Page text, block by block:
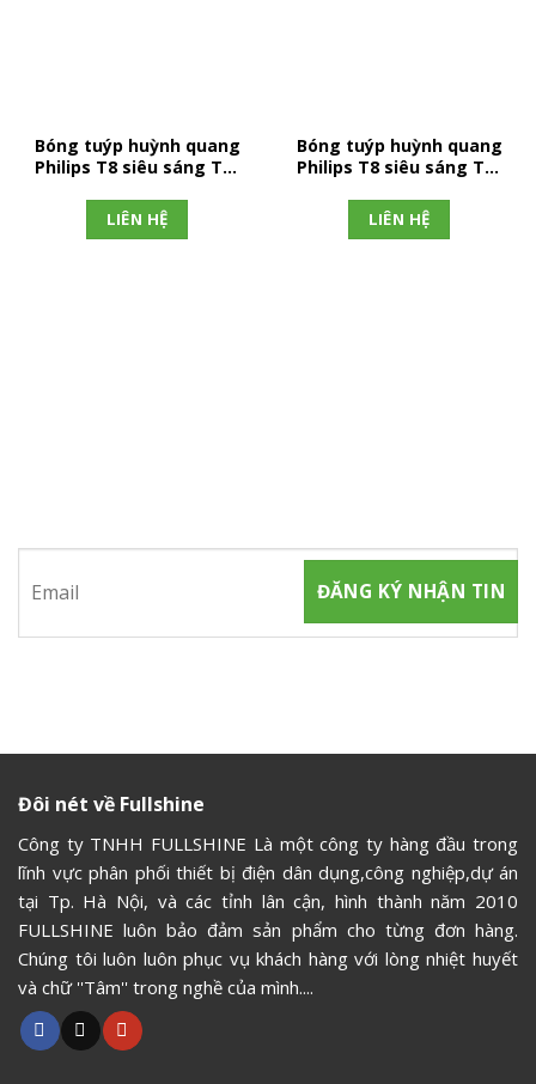
Bóng tuýp huỳnh quang
Philips T8 siêu sáng TL-
LIÊN HỆ
Bóng tuýp huỳnh quang
Philips T8 siêu sáng TL-
LIÊN HỆ
Đôi nét về Fullshine
Công ty TNHH FULLSHINE Là một công ty hàng đầu trong
lĩnh vực phân phối thiết bị điện dân dụng,công nghiệp,dự án
tại Tp. Hà Nội, và các tỉnh lân cận, hình thành năm 2010
FULLSHINE luôn bảo đảm sản phẩm cho từng đơn hàng.
Chúng tôi luôn luôn phục vụ khách hàng với lòng nhiệt huyết
và chữ ''Tâm'' trong nghề của mình....